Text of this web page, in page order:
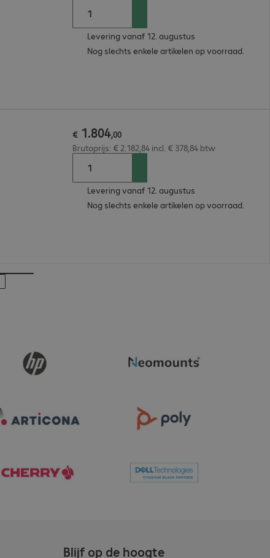
Levering vanaf 12. augustus
Nog slechts enkele artikelen op voorraad.
€ 1.804,00
Brutoprijs: € 2.182,84 incl. € 378,84 btw
Levering vanaf 12. augustus
Nog slechts enkele artikelen op voorraad.
Blijf op de hoogte